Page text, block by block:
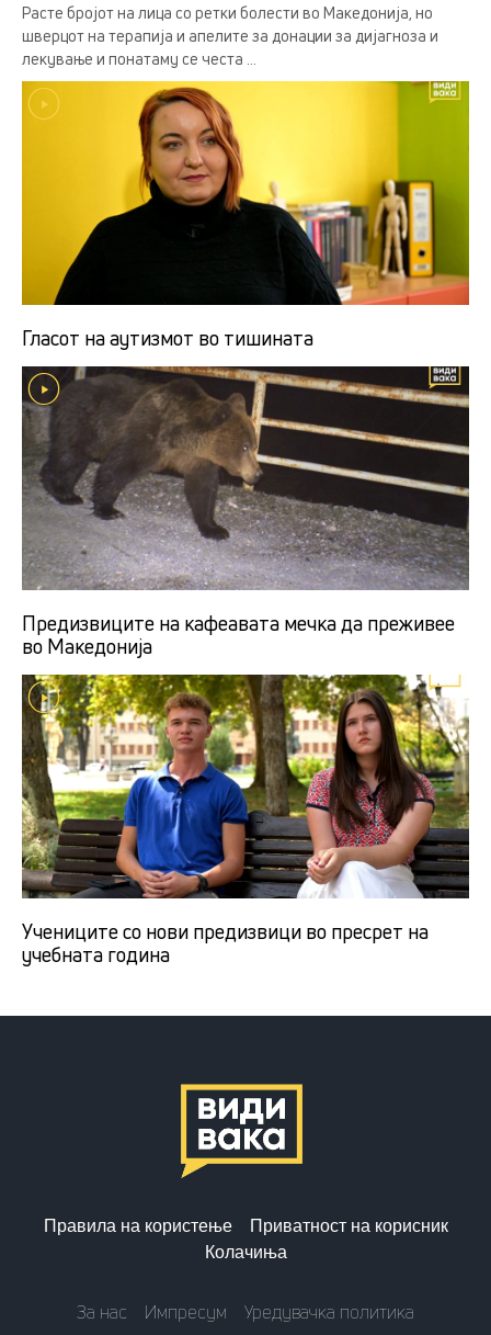
Расте бројот на лица со ретки болести во Македонија, но
шверцот на терапија и апелите за донации за дијагноза и
лекување и понатаму се честа ...
Гласот на аутизмот во тишината
Предизвиците на кафеавата мечка да преживее
во Македонија
Учениците со нови предизвици во пресрет на
учебната година
Правила на користење
Приватност на корисник
Колачиња
За нас Импресум Уредувачка политика